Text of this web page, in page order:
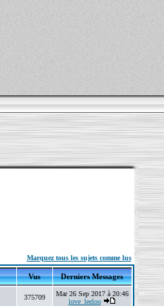
Marquez tous les sujets comme lus
Vus Derniers Messages
375709
Mar 26 Sep 2017 à 20:46
love_leeloo